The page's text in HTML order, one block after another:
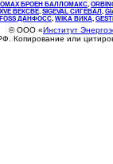
БРОЕН БАЛЛОМАКС,
ВЕКСВЕ, SIGEVAL СИГЕВАЛ ,
ДАНФОСС, WIKA ВИКА,
© ООО «Институт
Копирование или